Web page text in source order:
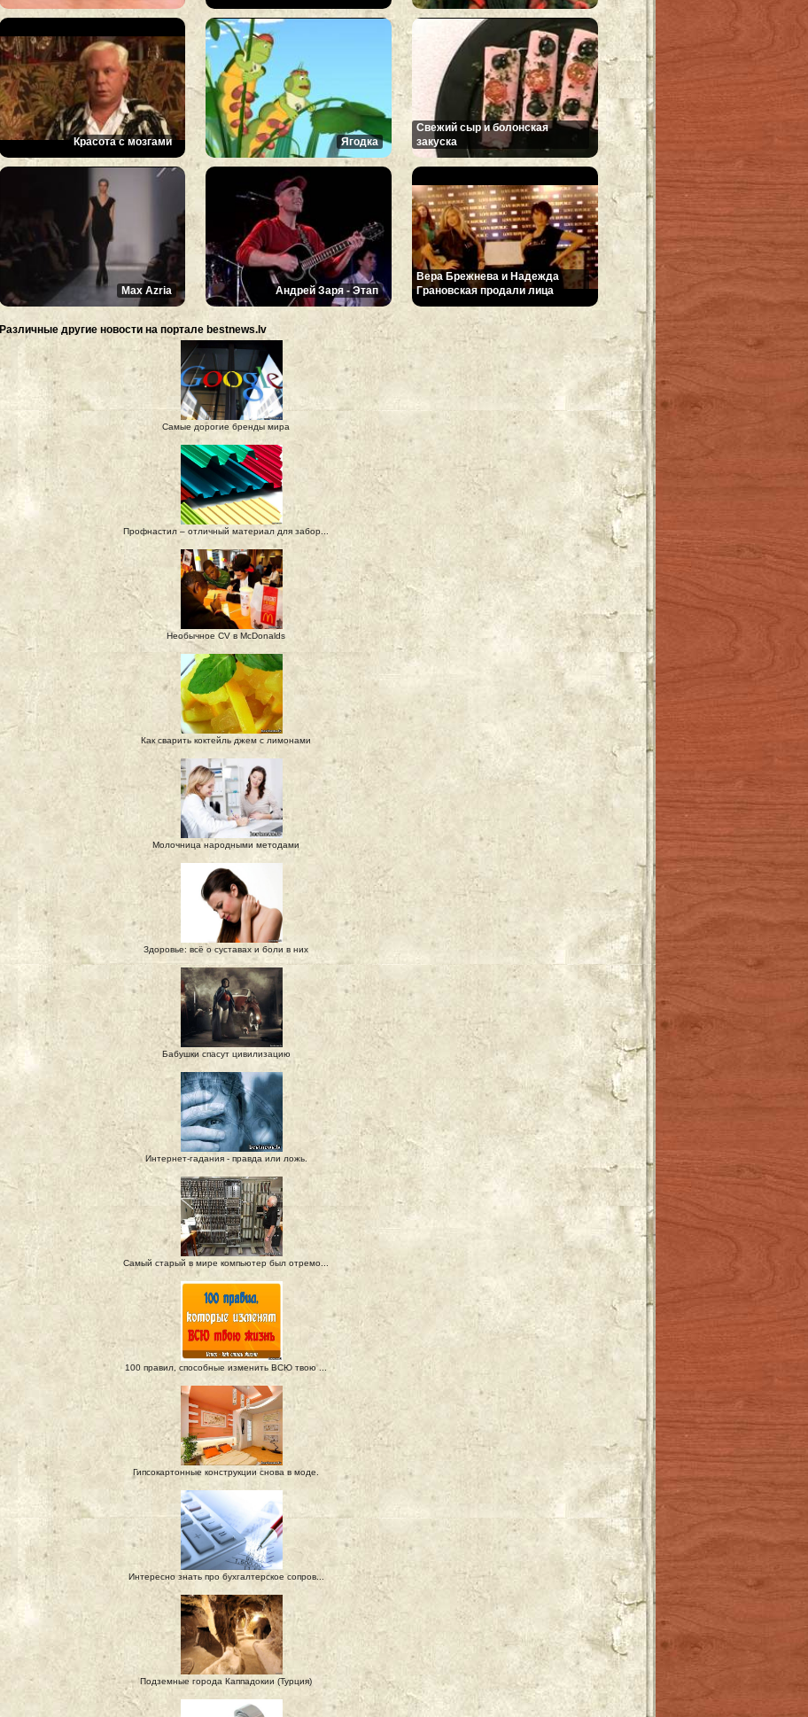
Красота с мозгами Ягодка
Свежий сыр и болонская
закуска
Max Azria Андрей Заря - Этап
Вера Брежнева и Надежда
Грановская продали лица
Различные другие новости на портале bestnews.lv
Самые дорогие бренды мира
Профнастил – отличный материал для забор...
Необычное CV в McDonalds
Как сварить коктейль джем с лимонами
Молочница народными методами
Здоровье: всё о суставах и боли в них
Бабушки спасут цивилизацию
Интернет-гадания - правда или ложь.
Самый старый в мире компьютер был отремо...
100 правил, способные изменить ВСЮ твою ...
Гипсокартонные конструкции снова в моде.
Интересно знать про бухгалтерское сопров...
Подземные города Каппадокии (Турция)